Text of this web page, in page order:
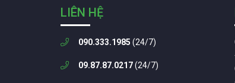
LIÊN HỆ
090.333.1985 (24/7)
09.87.87.0217(24/7)